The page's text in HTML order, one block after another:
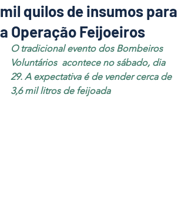
mil quilos de insumos para
a Operação Feijoeiros
O tradicional evento dos Bombeiros
Voluntários  acontece no sábado, dia
29. A expectativa é de vender cerca de
3,6 mil litros de feijoada